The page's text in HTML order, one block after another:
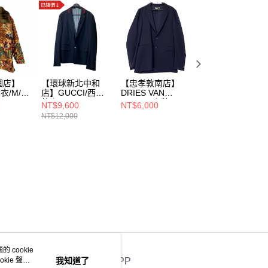
】
/M/a
【環球新北中和
店】GUCCI/西裝
外套/44/446597
Z3896
NT$9,600
NT$12,000
【忠孝敦南店】
DRIES VAN
NOTEN/套裝//
NT$6,000
官方APP
的 cookie
聲明
我知道了